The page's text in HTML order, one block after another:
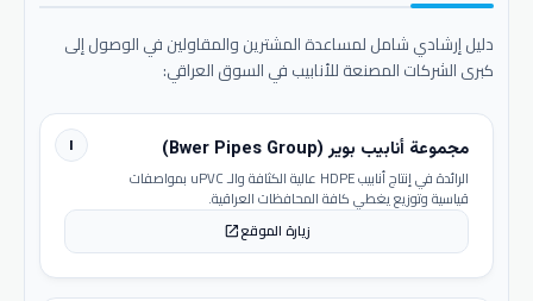
دليل إرشادي شامل لمساعدة المشترين والمقاولين في الوصول إلى
كبرى الشركات المصنعة للأنابيب في السوق العراقي:
١ مجموعة أنابيب بوير (Bwer Pipes Group)
الرائدة في إنتاج أنابيب HDPE عالية الكثافة والـ uPVC بمواصفات
قياسية وتوزيع يغطي كافة المحافظات العراقية.
زيارة الموقعopen_in_new